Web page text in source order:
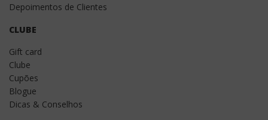
Depoimentos de Clientes
CLUBE
Gift card
Clube
Cupões
Blogue
Dicas & Conselhos